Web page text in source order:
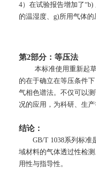
4）在试验报告增加了
的温湿度、g)所用气体的
第2部分：等压法
本标准使用重新起草法
的在于确立在等压条件
气相色谱法。不仅可以
况的应用，为科研、生产
结论：
GB/T 1038系列标准是
域材料的气体透过性检
用性与指导性。